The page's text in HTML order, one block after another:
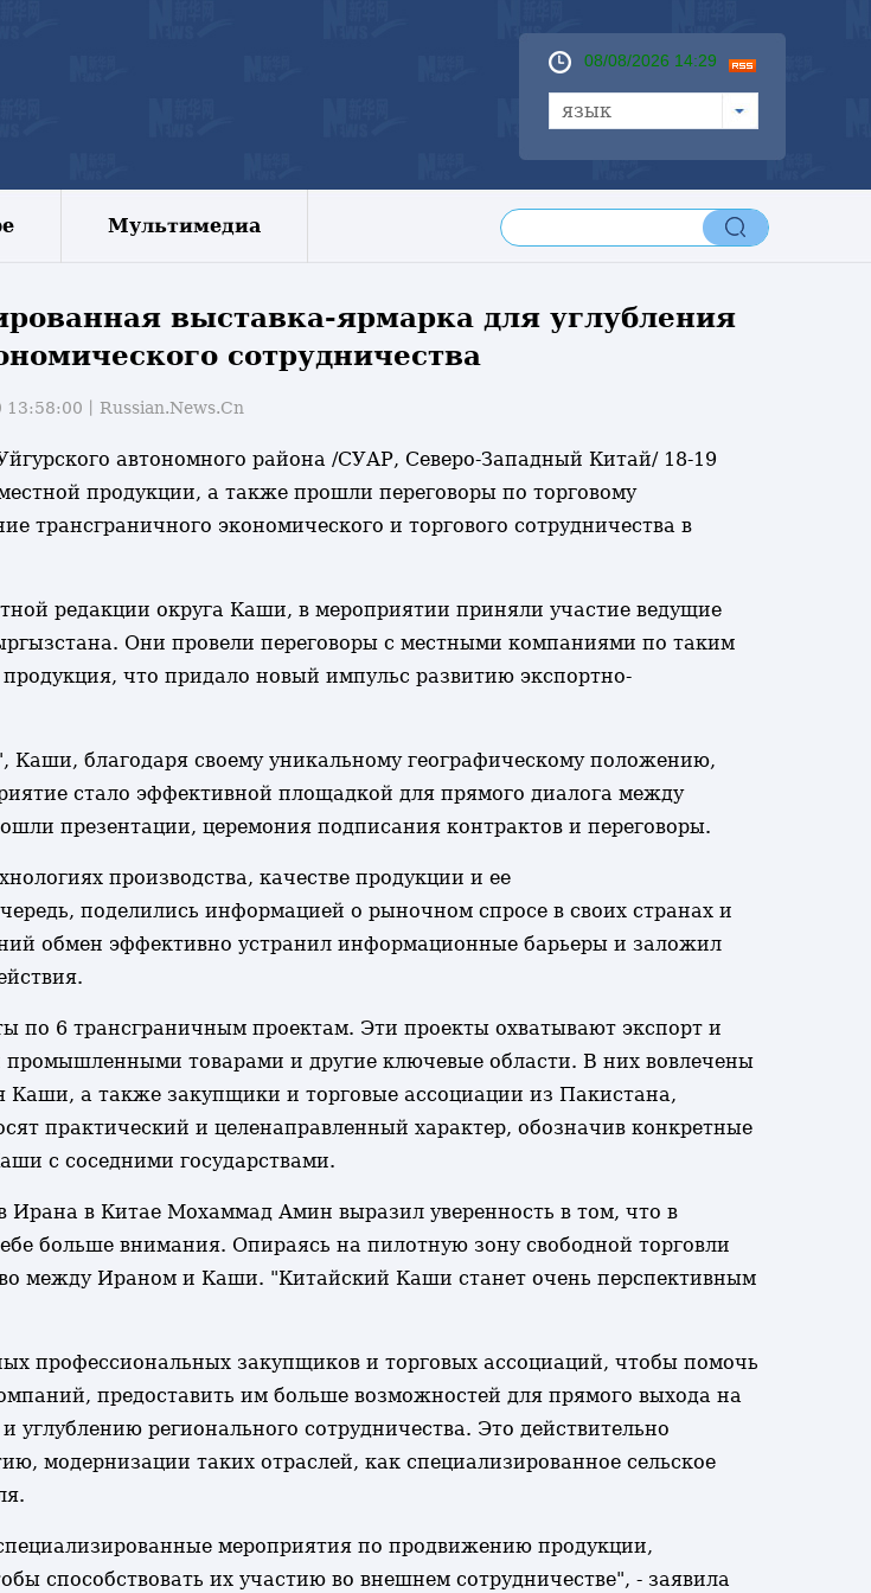
08/08/2026 14:29
язык
Мультимедиа
выставка-ярмарка для углубления
сотрудничества
丨 Russian.News.Cn
автономного района /СУАР, Северо-Западный Китай/ 18-19
продукции, а также прошли переговоры по торговому
трансграничного экономического и торгового сотрудничества в
редакции округа Каши, в мероприятии приняли участие ведущие
Они провели переговоры с местными компаниями по таким
что придало новый импульс развитию экспортно-
благодаря своему уникальному географическому положению,
стало эффективной площадкой для прямого диалога между
презентации, церемония подписания контрактов и переговоры.
производства, качестве продукции и ее
поделились информацией о рыночном спросе в своих странах и
обмен эффективно устранил информационные барьеры и заложил
6 трансграничным проектам. Эти проекты охватывают экспорт и
товарами и другие ключевые области. В них вовлечены
Каши, а также закупщики и торговые ассоциации из Пакистана,
практический и целенаправленный характер, обозначив конкретные
с соседними государствами.
в Китае Мохаммад Амин выразил уверенность в том, что в
больше внимания. Опираясь на пилотную зону свободной торговли
между Ираном и Каши. "Китайский Каши станет очень перспективным
профессиональных закупщиков и торговых ассоциаций, чтобы помочь
предоставить им больше возможностей для прямого выхода на
регионального сотрудничества. Это действительно
модернизации таких отраслей, как специализированное сельское
мероприятия по продвижению продукции,
способствовать их участию во внешнем сотрудничестве", - заявила